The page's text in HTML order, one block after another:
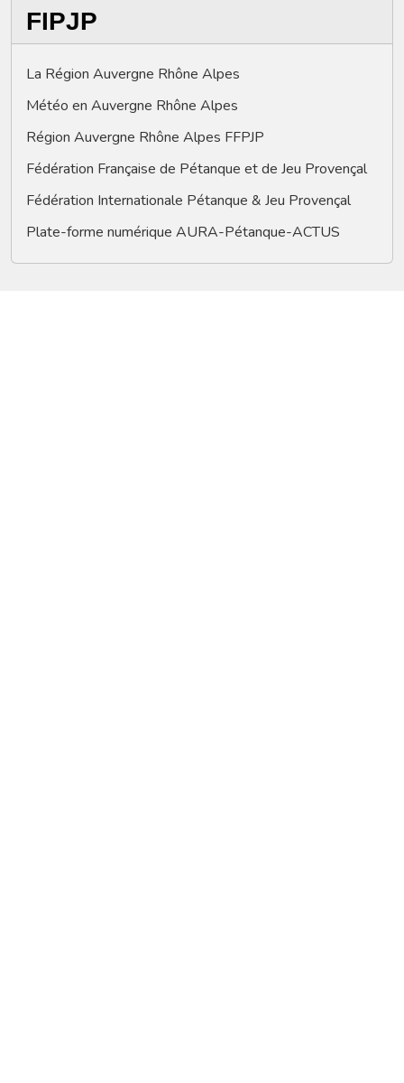
FIPJP
La Région Auvergne Rhône Alpes
Météo en Auvergne Rhône Alpes
Région Auvergne Rhône Alpes FFPJP
Fédération Française de Pétanque et de Jeu Provençal
Fédération Internationale Pétanque & Jeu Provençal
Plate-forme numérique AURA-Pétanque-ACTUS